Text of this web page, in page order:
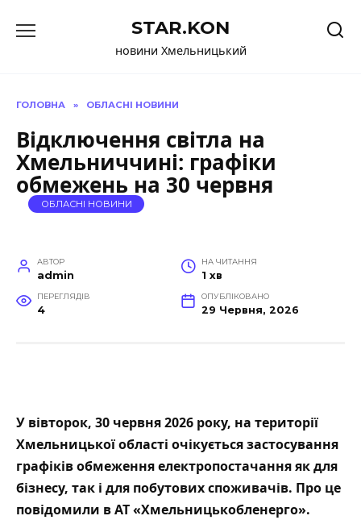
до
STAR.KON
новини Хмельницький
ГОЛОВНА » ОБЛАСНІ НОВИНИ
Відключення світла на
Хмельниччині: графіки
обмежень на 30 червня
ОБЛАСНІ НОВИНИ
АВТОР
admin
НА ЧИТАННЯ
1 хв
ПЕРЕГЛЯДІВ
4
ОПУБЛІКОВАНО
29 Червня, 2026
У вівторок, 30 червня 2026 року, на території
Хмельницької області очікується застосування
графіків обмеження електропостачання як для
бізнесу, так і для побутових споживачів. Про це
повідомили в АТ «Хмельницькобленерго».